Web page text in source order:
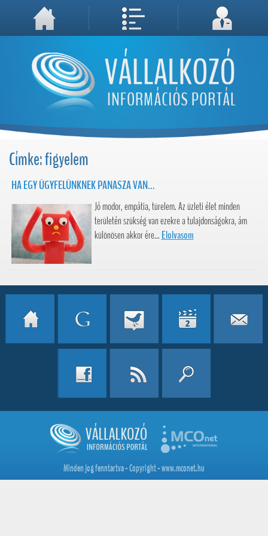
A weboldal használatával Ön elfogadja, hogy Cookie-kat (sütiket) tároljunk számítógépén. A sütik a weboldal megfelelő működéséhez
Megértettem, folytatás...
Címke: figyelem
HA EGY ÜGYFELÜNKNEK PANASZA VAN...
Jó modor, empátia, türelem. Az üzleti élet minden
területén szükség van ezekre a tulajdonságokra, ám
különösen akkor ére... Elolvasom
Minden jog fenntartva - Copyright - www.mconet.hu